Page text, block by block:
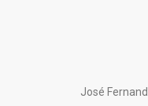
José